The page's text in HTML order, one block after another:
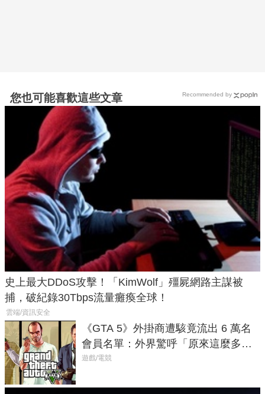
您也可能喜歡這些文章
史上最大DDoS攻擊！「KimWolf」殭屍網路主謀被
捕，破紀錄30Tbps流量癱瘓全球！
雲端/資訊安全
《GTA 5》外掛商遭駭竟流出 6 萬名
會員名單：外界驚呼「原來這麼多人
在開掛！」
遊戲/電競
Recommended by